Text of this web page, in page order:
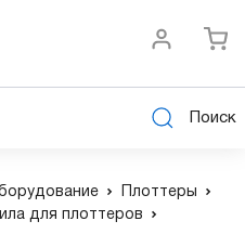
Поиск
Плоттеры
для плоттеров